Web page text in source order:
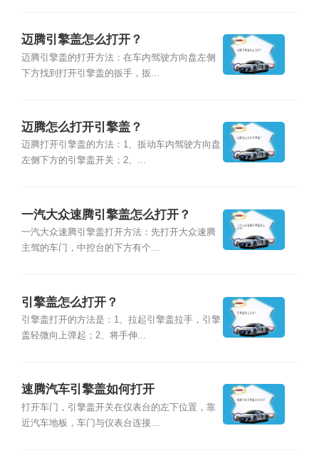
迈腾引擎盖怎么打开？
迈腾引擎盖的打开方法：在车内驾驶方向盘左侧
下方找到打开引擎盖的扳手，扳...
迈腾怎么打开引擎盖？
迈腾打开引擎盖的方法：1、扳动车内驾驶方向盘
左侧下方的引擎盖开关；2、...
一汽大众速腾引擎盖怎么打开？
一汽大众速腾引擎盖打开方法：先打开大众速腾
主驾的车门，中控台的下方有个...
引擎盖怎么打开？
引擎盖打开的方法是：1、拉起引擎盖拉手，引擎
盖轻微向上弹起；2、将手伸...
速腾汽车引擎盖如何打开
打开车门，引擎盖开关在仪表台的左下位置，靠
近汽车地板，车门与仪表台连接...